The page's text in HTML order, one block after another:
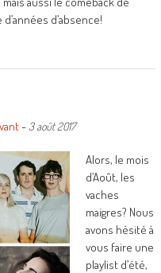
d’absence!
- 3 août 2017
Alors, le mois
d’Août, les
vaches
maigres? Nous
avons hésité à
vous faire une
playlist d’été,